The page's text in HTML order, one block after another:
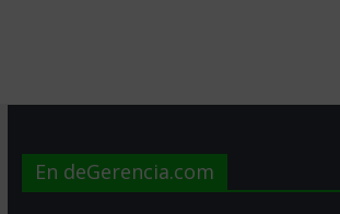
En deGerencia.com